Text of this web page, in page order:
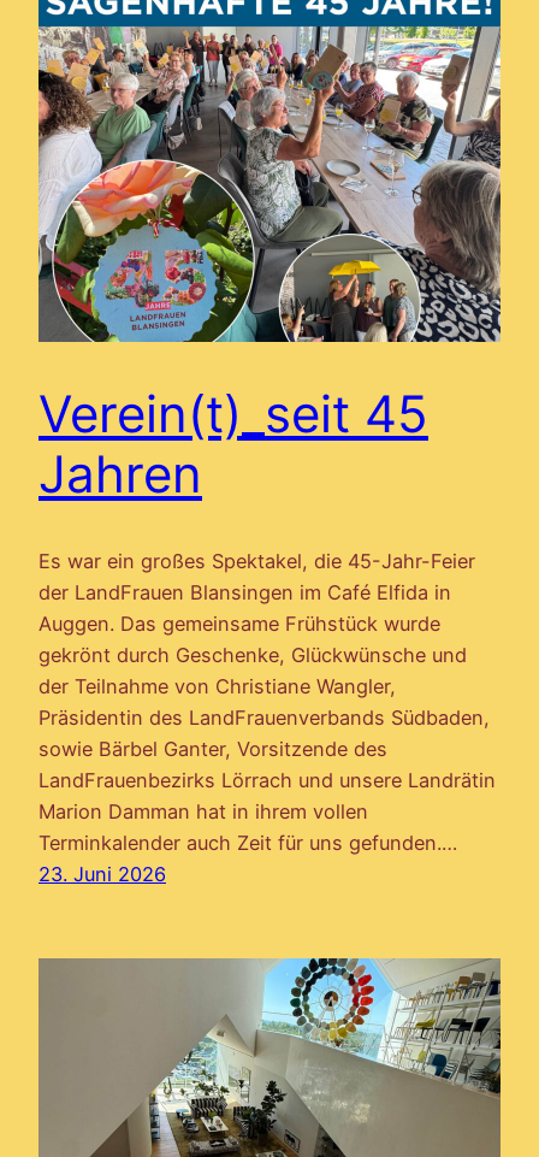
Verein(t)_seit 45
Jahren
Es war ein großes Spektakel, die 45-Jahr-Feier
der LandFrauen Blansingen im Café Elfida in
Auggen. Das gemeinsame Frühstück wurde
gekrönt durch Geschenke, Glückwünsche und
der Teilnahme von Christiane Wangler,
Präsidentin des LandFrauenverbands Südbaden,
sowie Bärbel Ganter, Vorsitzende des
LandFrauenbezirks Lörrach und unsere Landrätin
Marion Damman hat in ihrem vollen
Terminkalender auch Zeit für uns gefunden.…
23. Juni 2026